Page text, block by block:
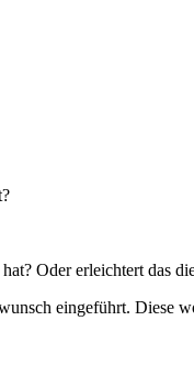
Oder erleichtert das
eingeführt. Diese